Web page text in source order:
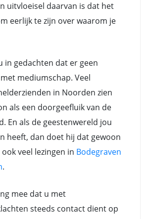
uitvloeisel daarvan is dat het
eerlijk te zijn over waarom je
in gedachten dat er geen
mediumschap. Veel
in Noorden zien
als een doorgeefluik van de
En als de geestenwereld jou
heeft, dan doet hij dat gewoon
veel lezingen in Bodegraven
.
mee dat u met
steeds contact dient op